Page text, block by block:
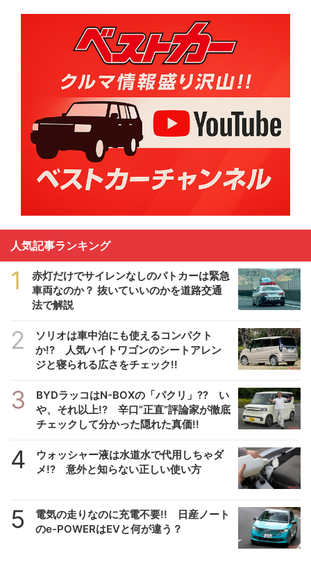
人気記事ランキング
1
赤灯だけでサイレンなしのパトカーは緊急
車両なのか？ 抜いていいのかを道路交通
法で解説
2
ソリオは車中泊にも使えるコンパクト
か!? 人気ハイトワゴンのシートアレン
ジと寝られる広さをチェック!!
3
BYDラッコはN-BOXの「パクリ」?? い
や、それ以上!? 辛口”正直”評論家が徹底
チェックして分かった隠れた真価!!
4
ウォッシャー液は水道水で代用しちゃダ
メ!? 意外と知らない正しい使い方
5
電気の走りなのに充電不要!! 日産ノート
のe-POWERはEVと何が違う？